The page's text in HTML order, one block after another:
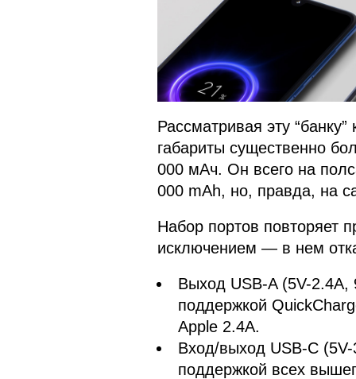
Рассматривая эту
габариты существенно
000 мАч. Он всего на
000 mAh, но, правда, на
Набор портов повторяет
исключением — в нем
Выход USB-A (5V-
поддержкой
Apple 2.4A.
Вход/выход USB-C
поддержкой всех